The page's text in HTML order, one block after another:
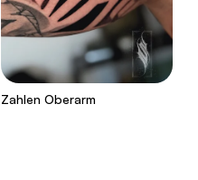
Zahlen Oberarm